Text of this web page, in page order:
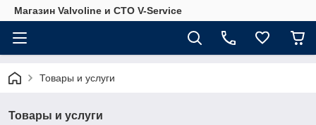
Магазин Valvoline и СТО V-Service
Товары и услуги
Товары и услуги